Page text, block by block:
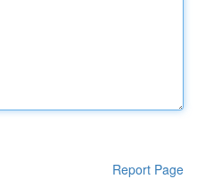
Report Page